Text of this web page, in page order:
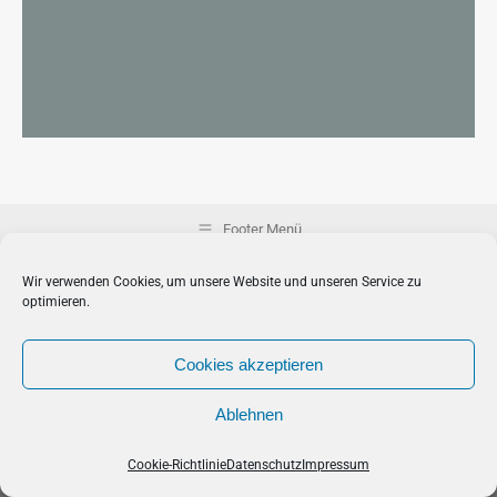
Wir verwenden Cookies, um unsere Website und unseren Service zu
optimieren.
Cookies akzeptieren
Ablehnen
Cookie-RichtlinieDatenschutz Impressum
Footer Menü